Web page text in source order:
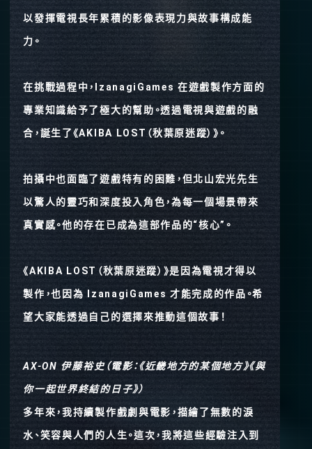
以發揮電視長年累積的影像表現力與故事構成能
力。
在挑戰過程中，IzanagiGames 在遊戲製作方面的
專業知識給予了極大的幫助。透過電視與遊戲的融
合，誕生了《AKIBA LOST（秋葉原迷蹤）》。
拍攝中也面臨了遊戲特有的困難，但北山宏光先生
以驚人的靈巧和深度投入角色，為每一個場景帶來
真實感。他的存在已成為這部作品的“核心”。
《AKIBA LOST（秋葉原迷蹤）》是因為電視才得以
製作，也因為 IzanagiGames 才能完成的作品。希
望大家能透過自己的選擇來推動這個故事！
AX-ON 伊藤裕史（電影：《近畿地方的某個地方》《與
你一起世界終結的日子》）
多年來，我持續製作戲劇與電影，描繪了無數的淚
水、笑容與人們的人生。這次，我將這些經驗注入到